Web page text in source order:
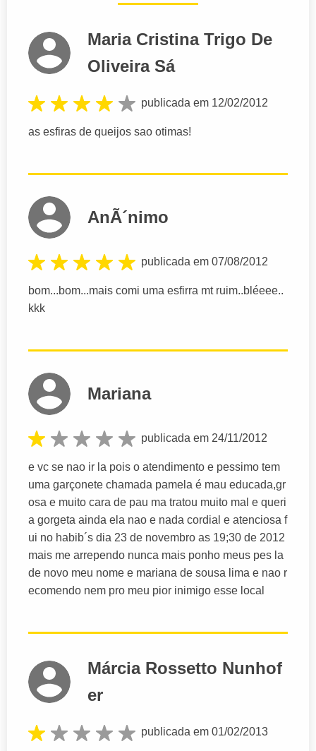
Maria Cristina Trigo De
Oliveira Sá
publicada em 12/02/2012
as esfiras de queijos sao otimas!
AnÃ´nimo
publicada em 07/08/2012
bom...bom...mais comi uma esfirra mt ruim..bléeee..
kkk
Mariana
publicada em 24/11/2012
e vc se nao ir la pois o atendimento e pessimo tem
uma garçonete chamada pamela é mau educada,gr
osa e muito cara de pau ma tratou muito mal e queri
a gorgeta ainda ela nao e nada cordial e atenciosa f
ui no habib´s dia 23 de novembro as 19;30 de 2012
mais me arrependo nunca mais ponho meus pes la
de novo meu nome e mariana de sousa lima e nao r
ecomendo nem pro meu pior inimigo esse local
Márcia Rossetto Nunhof
er
publicada em 01/02/2013